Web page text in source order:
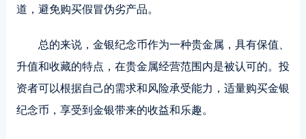
道，避免购买假冒伪劣产品。
总的来说，金银纪念币作为一种贵金属，具有保值、
升值和收藏的特点，在贵金属经营范围内是被认可的。投
资者可以根据自己的需求和风险承受能力，适量购买金银
纪念币，享受到金银带来的收益和乐趣。